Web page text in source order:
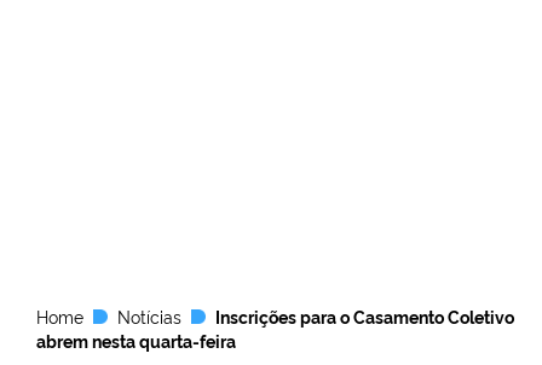
Home Notícias
Inscrições para o Casamento Coletivo
abrem nesta quarta-feira